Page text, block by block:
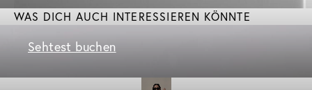
WAS DICH AUCH INTERESSIEREN KÖNNTE
Sehtest buchen